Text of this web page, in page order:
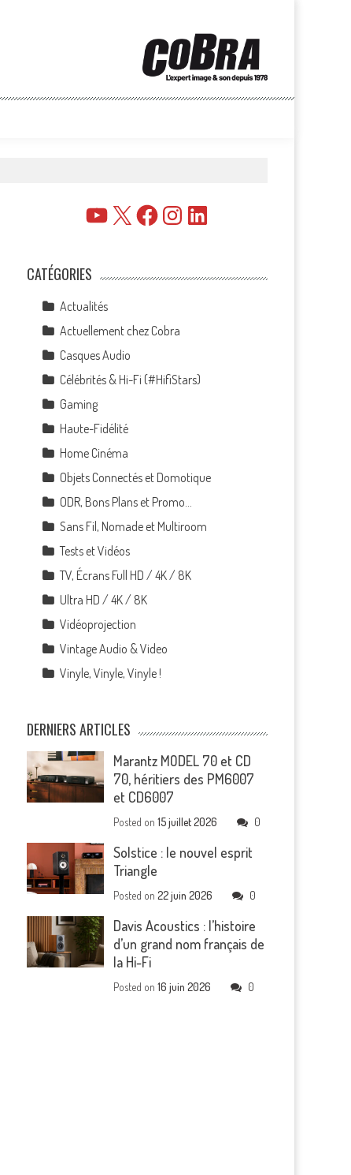
YouTube
X FacebookInstagramLinkedIn
CATÉGORIES
Actualités
Actuellement chez Cobra
Casques Audio
Célébrités & Hi-Fi (#HifiStars)
Gaming
Haute-Fidélité
Home Cinéma
Objets Connectés et Domotique
ODR, Bons Plans et Promo…
Sans Fil, Nomade et Multiroom
Tests et Vidéos
TV, Écrans Full HD / 4K / 8K
Ultra HD / 4K / 8K
Vidéoprojection
Vintage Audio & Video
Vinyle, Vinyle, Vinyle !
DERNIERS ARTICLES
Marantz MODEL 70 et CD
70, héritiers des PM6007
et CD6007
Posted on15 juillet 2026 0
Solstice : le nouvel esprit
Triangle
Posted on22 juin 2026 0
Davis Acoustics : l’histoire
d’un grand nom français de
la Hi-Fi
Posted on16 juin 2026 0